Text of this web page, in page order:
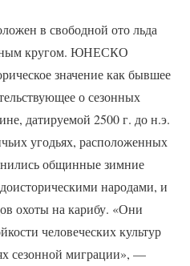
в свободной ото льда
кругом. ЮНЕСКО
значение как бывшее
о сезонных
датируемой 2500 г. до н.э.
угодьях, расположенных
общинные зимние
народами, и
охоты на карибу. «Они
человеческих культур
сезонной миграции», —